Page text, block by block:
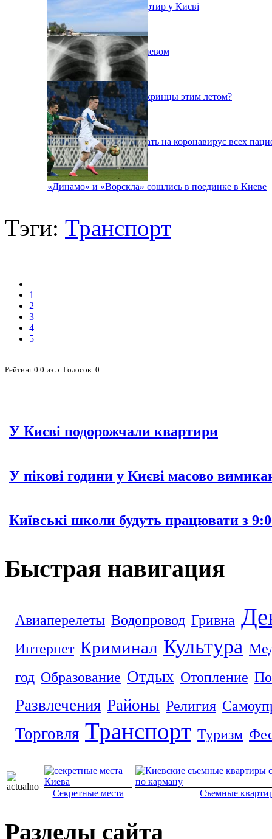
Ситуація з орендою квартир у Києві
Пожар на свалке под Киевом
Куда поедут отдыхать укринцы этим летом?
В Киеве будут тестировать на коронавирус всех
«Динамо» и «Ворскла» сошлись в поединке в Киеве
Тэги: Транспорт
1
2
3
4
5
Рейтинг 0.0 из 5 . Голосов: 0
У Києві подорожчали квартири
У пікові години у Києві масово
Київські школи будуть працювати з
Быстрая навигация
Авиаперелеты Водопровод Гривна
Интернет Криминал Культура
год Образование Отдых Отопление
Развлечения Районы Религия
Торговля Транспорт Туризм
Секретные места Съемные
Разделы сайта